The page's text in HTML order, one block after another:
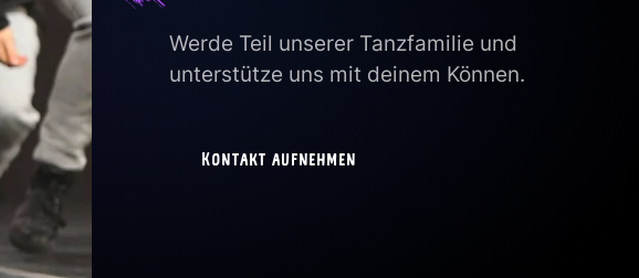
Werde Teil unserer Tanzfamilie und
unterstütze uns mit deinem Können.
Kontakt aufnehmen